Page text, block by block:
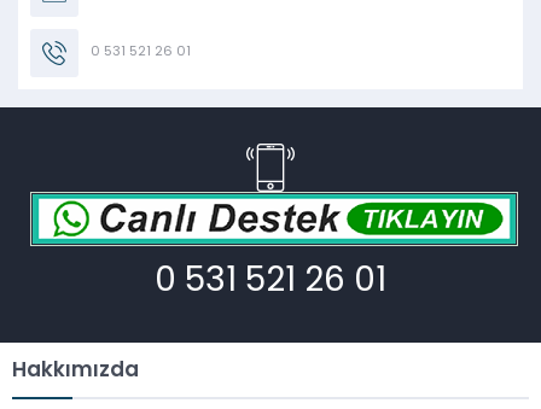
0 531 521 26 01
0 531 521 26 01
Hakkımızda